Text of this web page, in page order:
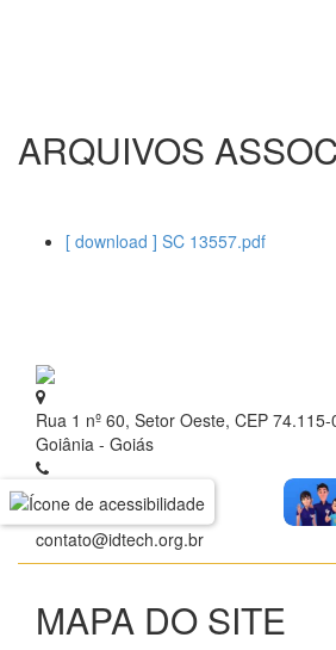
ARQUIVOS
[ download ] SC 13557.pdf
Rua 1 nº 60, Setor Oeste, CEP 74.115-
Goiânia - Goiás
+ 55 (62) 3209.9700
contato@idtech.org.br
MAPA DO SITE